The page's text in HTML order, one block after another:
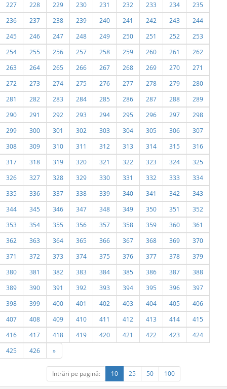
227
228 229 230 231 232 233 234
235
236
237 238 239 240 241 242 243
244
245
246 247 248 249 250 251 252
253
254
255 256 257 258 259 260 261
262
263
264 265 266 267 268 269 270
271
272
273 274 275 276 277 278 279
280
281
282 283 284 285 286 287 288
289
290
291 292 293 294 295 296 297
298
299
300 301 302 303 304 305 306
307
308
309 310 311 312 313 314 315
316
317
318 319 320 321 322 323 324
325
326
327 328 329 330 331 332 333
334
335
336 337 338 339 340 341 342
343
344
345 346 347 348 349 350 351
352
353
354 355 356 357 358 359 360
361
362
363 364 365 366 367 368 369
370
371
372 373 374 375 376 377 378
379
380
381 382 383 384 385 386 387
388
389
390 391 392 393 394 395 396
397
398
399 400 401 402 403 404 405
406
407
408 409 410 411 412 413 414
415
416
417 418 419 420 421 422 423
424
425
426 »
Intrări pe pagină: 10 25 50 100